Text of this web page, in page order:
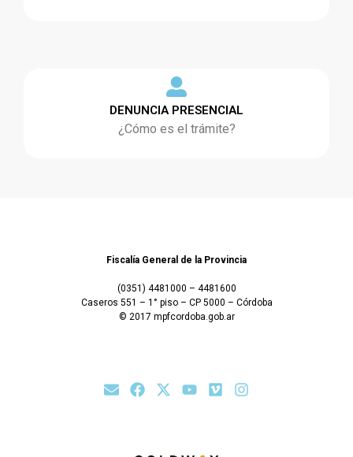
DENUNCIA PRESENCIAL
¿Cómo es el trámite?
Fiscalía General de la Provincia
(0351) 4481000 – 4481600
Caseros 551 – 1° piso – CP 5000 – Córdoba
© 2017 mpfcordoba.gob.ar